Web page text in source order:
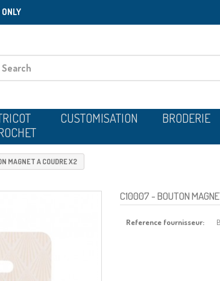
CUSTOMISATION BRODERIE
MAGNET A COUDRE X2
C10007- BOUTON
Reference fournisseur: